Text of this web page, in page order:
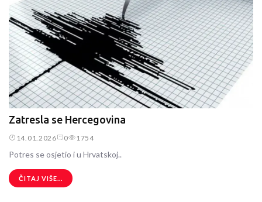
Zatresla se Hercegovina
14.01.2026 0 1754
Potres se osjetio i u Hrvatskoj..
ČITAJ VIŠE...